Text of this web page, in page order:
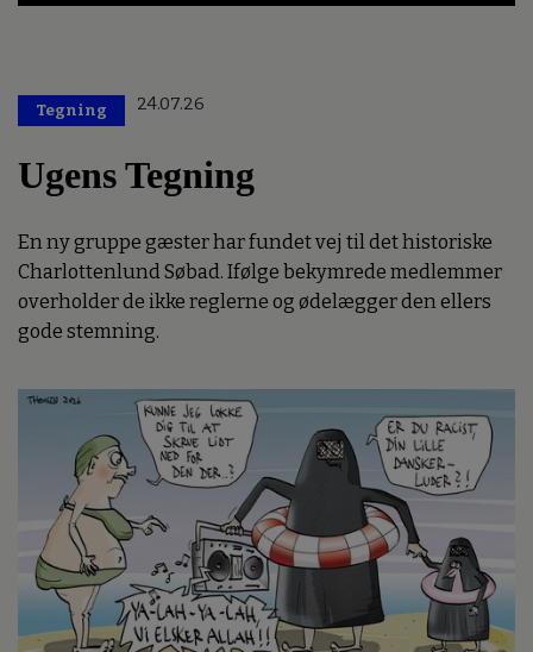
Tegning 24.07.26
Ugens Tegning
En ny gruppe gæster har fundet vej til det historiske
Charlottenlund Søbad. Ifølge bekymrede medlemmer
overholder de ikke reglerne og ødelægger den ellers
gode stemning.